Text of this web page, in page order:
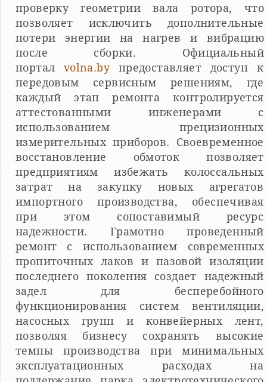
проверку геометрии вала ротора, что
позволяет исключить дополнительные
потери энергии на нагрев и вибрацию
после сборки. Официальный
портал volna.byпредоставляет доступ к
передовым сервисным решениям, где
каждый этап ремонта контролируется
аттестованными инженерами с
использованием прецизионных
измерительных приборов. Своевременное
восстановление обмоток позволяет
предприятиям избежать колоссальных
затрат на закупку новых агрегатов
импортного производства, обеспечивая
при этом сопоставимый ресурс
надежности. Грамотно проведенный
ремонт с использованием современных
пропиточных лаков и пазовой изоляции
последнего поколения создает надежный
задел для бесперебойного
функционирования систем вентиляции,
насосных групп и конвейерных лент,
позволяя бизнесу сохранять высокие
темпы производства при минимальных
эксплуатационных расходах на